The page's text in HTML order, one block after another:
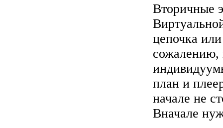
Вторичные
цепочка
сожалению,
план и
начале не
Вначале